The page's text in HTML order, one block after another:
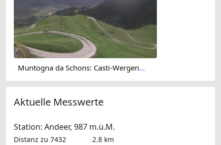
Muntogna da Schons: Casti-Wergenstein
Aktuelle Messwerte
Station: Andeer, 987 m.ü.M.
Distanz zu 7432
2.8 km